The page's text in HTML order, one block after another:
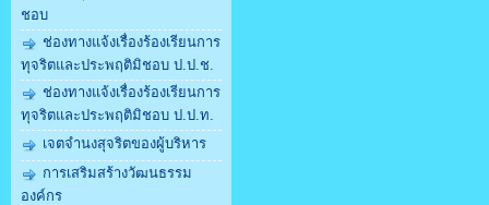
ชอบ
ช่องทางแจ้งเรื่องร้องเรียนการ
ทุจริตและประพฤติมิชอบ ป.ป.ช.
ช่องทางแจ้งเรื่องร้องเรียนการ
ทุจริตและประพฤติมิชอบ ป.ป.ท.
เจตจำนงสุจริตของผู้บริหาร
การเสริมสร้างวัฒนธรรม
องค์กร